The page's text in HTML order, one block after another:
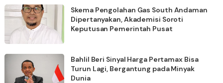
Skema Pengolahan Gas South Andaman
Dipertanyakan, Akademisi Soroti
Keputusan Pemerintah Pusat
Bahlil Beri Sinyal Harga Pertamax Bisa
Turun Lagi, Bergantung pada Minyak
Dunia